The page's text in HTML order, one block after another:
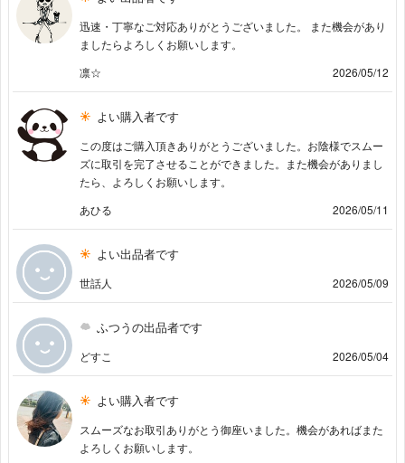
迅速・丁寧なご対応ありがとうございました。 また機会があり
ましたらよろしくお願いします。
凛☆
2026/05/12
よい購入者です
この度はご購入頂きありがとうございました。お陰様でスムー
ズに取引を完了させることができました。また機会がありまし
たら、よろしくお願いします。
あひる
2026/05/11
よい出品者です
世話人 2026/05/09
ふつうの出品者です
どすこ 2026/05/04
よい購入者です
スムーズなお取引ありがとう御座いました。機会があればまた
よろしくお願いします。